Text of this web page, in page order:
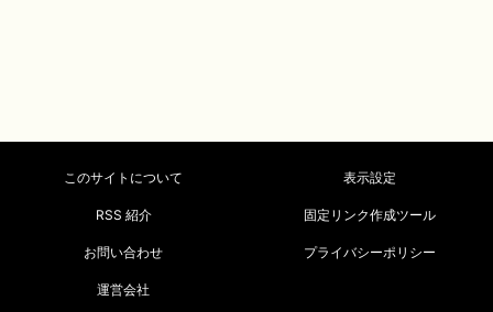
このサイトについて 表示設定
RSS 紹介 固定リンク作成ツール
お問い合わせ プライバシーポリシー
運営会社